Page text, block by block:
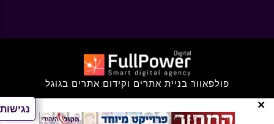
נגישות ×
פולפאוור בניית אתרים וקידום אתרים בגוגל